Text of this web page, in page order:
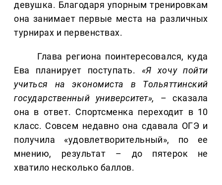
девушка. Благодаря упорным тренировкам
она занимает первые места на различных
турнирах и первенствах.
Глава региона поинтересовался, куда
Ева планирует поступать. «Я хочу пойти
учиться на экономиста в Тольяттинский
государственный университет»,
– сказала
она в ответ. Спортсменка переходит в 10
класс. Совсем недавно она сдавала ОГЭ и
получила «удовлетворительный», по ее
мнению, результат – до пятерок не
хватило несколько баллов.